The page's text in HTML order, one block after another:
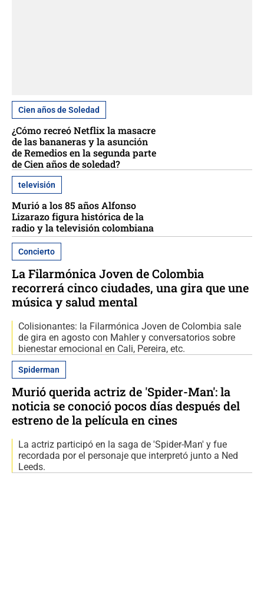
Cien años de Soledad
¿Cómo recreó Netflix la masacre
de las bananeras y la asunción
de Remedios en la segunda parte
de Cien años de soledad?
televisión
Murió a los 85 años Alfonso
Lizarazo figura histórica de la
radio y la televisión colombiana
Concierto
La Filarmónica Joven de Colombia
recorrerá cinco ciudades, una gira que une
música y salud mental
Colisionantes: la Filarmónica Joven de Colombia sale
de gira en agosto con Mahler y conversatorios sobre
bienestar emocional en Cali, Pereira, etc.
Spiderman
Murió querida actriz de 'Spider-Man': la
noticia se conoció pocos días después del
estreno de la película en cines
La actriz participó en la saga de 'Spider-Man' y fue
recordada por el personaje que interpretó junto a Ned
Leeds.